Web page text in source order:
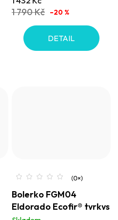
z
5
hvězdiček.
1 790 Kč –20 %
DETAIL
Bolerko FGM04
Eldorado Ecofir® tyrkys